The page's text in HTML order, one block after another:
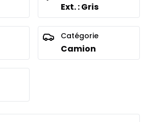
Ext. : Gris
Catégorie
Camion